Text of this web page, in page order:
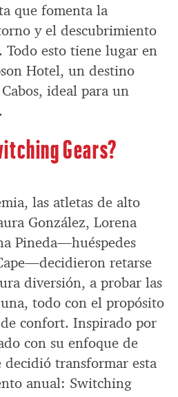
que fomenta la
y el descubrimiento
Todo esto tiene lugar en
Hotel, un destino
ideal para un
Gears?
las atletas de alto
González, Lorena
Pineda—huéspedes
retarse
diversión, a probar las
todo con el propósito
confort. Inspirado por
con su enfoque de
decidió transformar esta
anual: Switching